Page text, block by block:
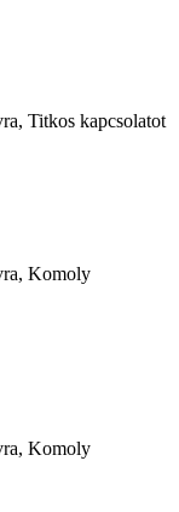
Titkos kapcsolatot
Komoly
Komoly